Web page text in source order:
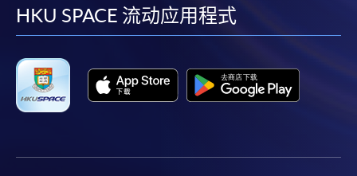
免使用支票付款。
而取消）之外，一切已缴费用概不退还。如获学院批
准退还款项，以现金、易办事、微信支付、支付宝、
支票或缴费灵（只限网上付款）方式缴交之款项，将
facebook
youtube
linkedin
HKU SPACE 流动应用程式